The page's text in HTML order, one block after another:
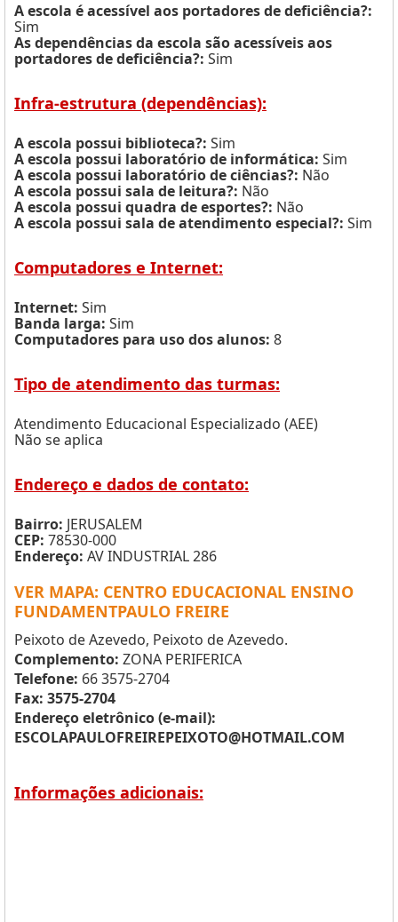
A escola é acessível aos portadores de deficiência?:
Sim
As dependências da escola são acessíveis aos
portadores de deficiência?: Sim
Infra-estrutura (dependências):
A escola possui biblioteca?: Sim
A escola possui laboratório de informática: Sim
A escola possui laboratório de ciências?: Não
A escola possui sala de leitura?: Não
A escola possui quadra de esportes?: Não
A escola possui sala de atendimento especial?: Sim
Computadores e Internet:
Internet: Sim
Banda larga: Sim
Computadores para uso dos alunos: 8
Tipo de atendimento das turmas:
Atendimento Educacional Especializado (AEE)
Não se aplica
Endereço e dados de contato:
Bairro: JERUSALEM
CEP: 78530-000
Endereço: AV INDUSTRIAL 286
VER MAPA: CENTRO EDUCACIONAL ENSINO
FUNDAMENTPAULO FREIRE
Peixoto de Azevedo, Peixoto de Azevedo.
Complemento: ZONA PERIFERICA
Telefone: 66 3575-2704
Fax: 3575-2704
Endereço eletrônico (e-mail):
ESCOLAPAULOFREIREPEIXOTO@HOTMAIL.COM
Informações adicionais: